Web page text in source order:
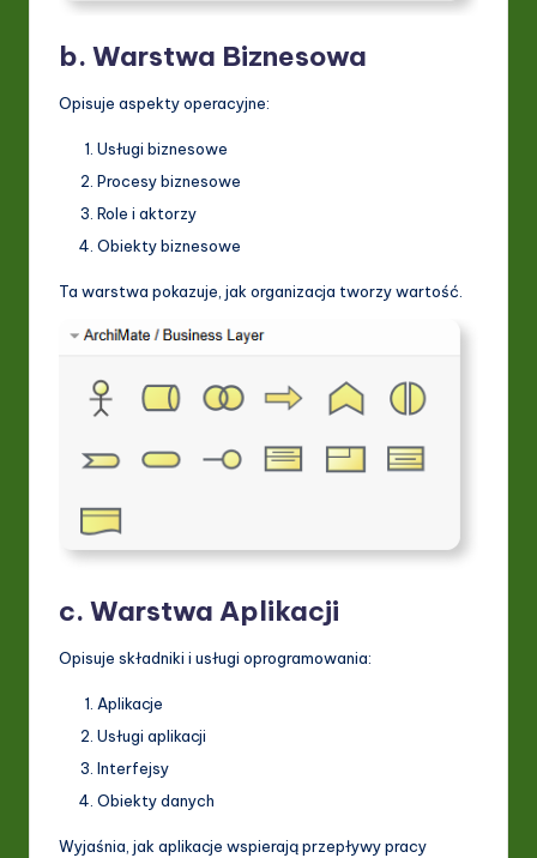
b. Warstwa Biznesowa
Opisuje aspekty operacyjne:
Usługi biznesowe
Procesy biznesowe
Role i aktorzy
Obiekty biznesowe
Ta warstwa pokazuje, jak organizacja tworzy wartość.
c. Warstwa Aplikacji
Opisuje składniki i usługi oprogramowania:
Aplikacje
Usługi aplikacji
Interfejsy
Obiekty danych
Wyjaśnia, jak aplikacje wspierają przepływy pracy